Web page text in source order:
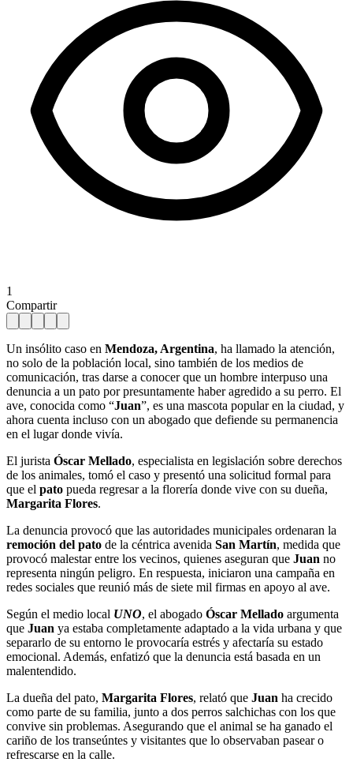
1
Compartir
Un insólito caso en Mendoza, Argentina, ha llamado la atención,
no solo de la población local, sino también de los medios de
comunicación, tras darse a conocer que un hombre interpuso una
denuncia a un pato por presuntamente haber agredido a su perro. El
ave, conocida como “Juan”, es una mascota popular en la ciudad, y
ahora cuenta incluso con un abogado que defiende su permanencia
en el lugar donde vivía.
El jurista Óscar Mellado, especialista en legislación sobre derechos
de los animales, tomó el caso y presentó una solicitud formal para
que el pato pueda regresar a la florería donde vive con su dueña,
Margarita Flores.
La denuncia provocó que las autoridades municipales ordenaran la
remoción del pato de la céntrica avenida San Martín, medida que
provocó malestar entre los vecinos, quienes aseguran que Juan no
representa ningún peligro. En respuesta, iniciaron una campaña en
redes sociales que reunió más de siete mil firmas en apoyo al ave.
Según el medio local UNO, el abogado Óscar Mellado argumenta
que Juan ya estaba completamente adaptado a la vida urbana y que
separarlo de su entorno le provocaría estrés y afectaría su estado
emocional. Además, enfatizó que la denuncia está basada en un
malentendido.
La dueña del pato, Margarita Flores, relató que Juan ha crecido
como parte de su familia, junto a dos perros salchichas con los que
convive sin problemas. Asegurando que el animal se ha ganado el
cariño de los transeúntes y visitantes que lo observaban pasear o
refrescarse en la calle.